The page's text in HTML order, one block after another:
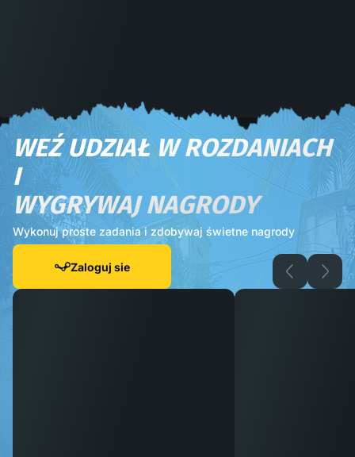
WEŹ UDZIAŁ W ROZDANIACH
I
WYGRYWAJ NAGRODY
Wykonuj proste zadania i zdobywaj świetne nagrody
Zaloguj sie